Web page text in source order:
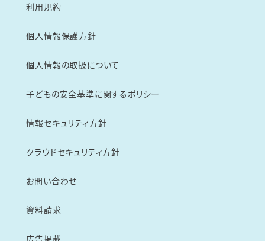
利用規約
個人情報保護方針
個人情報の取扱について
子どもの安全基準に関するポリシー
情報セキュリティ方針
クラウドセキュリティ方針
お問い合わせ
資料請求